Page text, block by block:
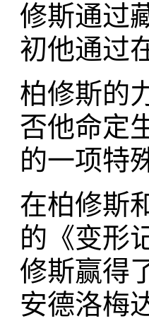
修斯通过
初他通过
柏修斯的
否他命定
的一项特
在柏修斯
的《变形
修斯赢得
安德洛梅